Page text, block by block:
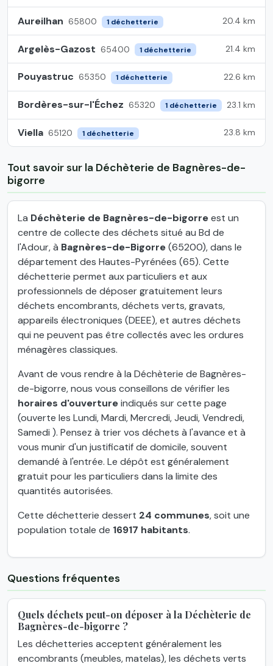
Aureilhan 65800 1 déchetterie 20.4 km
Argelès-Gazost 65400 1 déchetterie 21.4 km
Pouyastruc 65350 1 déchetterie 22.6 km
Bordères-sur-l'Échez 65320 1 déchetterie 23.1 km
Viella 65120 1 déchetterie 23.8 km
Tout savoir sur la Déchèterie de Bagnères-de-
bigorre
La Déchèterie de Bagnères-de-bigorreest un
centre de collecte des déchets situé au Bd de
l'Adour, à Bagnères-de-Bigorre(65200), dans le
département des Hautes-Pyrénées (65). Cette
déchetterie permet aux particuliers et aux
professionnels de déposer gratuitement leurs
déchets encombrants, déchets verts, gravats,
appareils électroniques (DEEE), et autres déchets
qui ne peuvent pas être collectés avec les ordures
ménagères classiques.
Avant de vous rendre à la Déchèterie de Bagnères-
de-bigorre, nous vous conseillons de vérifier les
horaires d'ouvertureindiqués sur cette page
(ouverte les Lundi, Mardi, Mercredi, Jeudi, Vendredi,
Samedi ). Pensez à trier vos déchets à l'avance et à
vous munir d'un justificatif de domicile, souvent
demandé à l'entrée. Le dépôt est généralement
gratuit pour les particuliers dans la limite des
quantités autorisées.
Cette déchetterie dessert 24 communes, soit une
population totale de 16917 habitants.
Questions fréquentes
Quels déchets peut-on déposer à la Déchèterie de
Bagnères-de-bigorre ?
Les déchetteries acceptent généralement les
encombrants (meubles, matelas), les déchets verts